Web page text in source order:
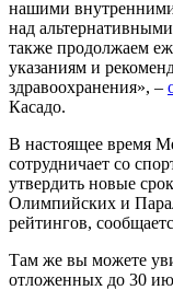
нашими
над
также продолжаем
указаниям и
здравоохранения», –
Касадо.
В настоящее время
сотрудничает со
утвердить новые
Олимпийских и
рейтингов,
Там же вы можете
отложенных до 30